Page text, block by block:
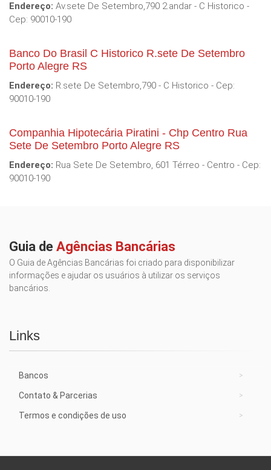
Endereço: Av.sete De Setembro,790 2.andar - C Historico -
Cep: 90010-190
Banco Do Brasil C Historico R.sete De Setembro
Porto Alegre RS
Endereço: R.sete De Setembro,790 - C Historico - Cep:
90010-190
Companhia Hipotecária Piratini - Chp Centro Rua
Sete De Setembro Porto Alegre RS
Endereço: Rua Sete De Setembro, 601 Térreo - Centro - Cep:
90010-190
Guia de Agências Bancárias
O Guia de Agências Bancárias foi criado para disponibilizar
informações e ajudar os usuários à utilizar os serviços
bancários.
Links
Bancos
Contato & Parcerias
Termos e condições de uso